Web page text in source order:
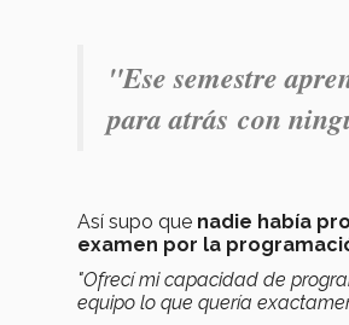
"Ese semestre
para atrás con
Así supo que nadie había
examen por la
"Ofrecí mi capacidad de
equipo lo que quería